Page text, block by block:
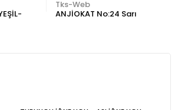
Tks-Web
ANJİOKAT No:24 Sarı